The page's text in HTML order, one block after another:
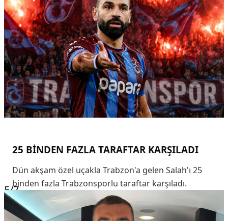
25 BİNDEN FAZLA TARAFTAR KARŞILADI
Dün akşam özel uçakla Trabzon'a gelen Salah'ı 25
binden fazla Trabzonsporlu taraftar karşıladı.
5/7